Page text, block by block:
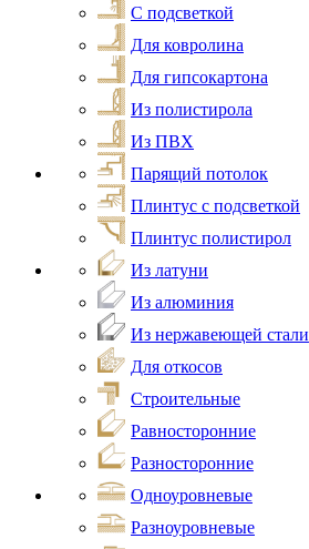
С подсветкой
Для ковролина
Для гипсокартона
Из полистирола
Из ПВХ
Парящий потолок
Плинтус с подсветкой
Плинтус полистирол
Из латуни
Из алюминия
Из нержавеющей стали
Для откосов
Строительные
Равносторонние
Разносторонние
Одноуровневые
Разноуровневые